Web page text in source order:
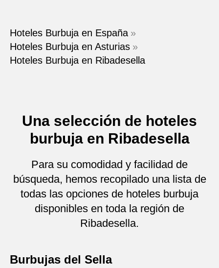
Hoteles Burbuja en España »
Hoteles Burbuja en Asturias »
Hoteles Burbuja en Ribadesella
Una selección de hoteles
burbuja en Ribadesella
Para su comodidad y facilidad de
búsqueda, hemos recopilado una lista de
todas las opciones de hoteles burbuja
disponibles en toda la región de
Ribadesella.
Burbujas del Sella